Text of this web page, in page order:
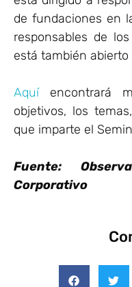
de fundaciones en
responsables de
está también
Aquí encontrará
objetivos, los
que imparte el
Fuente:
Corporativo